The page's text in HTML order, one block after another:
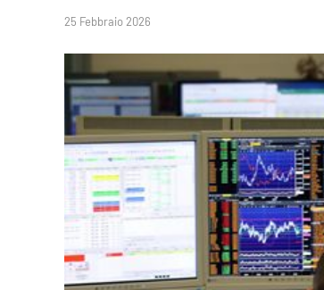
25 Febbraio 2026